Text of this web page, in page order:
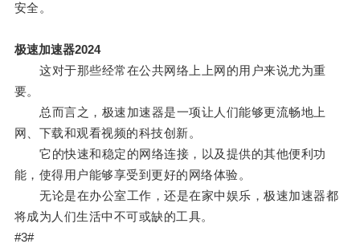
安全。
极速加速器2024
这对于那些经常在公共网络上上网的用户来说尤为重
要。
总而言之，极速加速器是一项让人们能够更流畅地上
网、下载和观看视频的科技创新。
它的快速和稳定的网络连接，以及提供的其他便利功
能，使得用户能够享受到更好的网络体验。
无论是在办公室工作，还是在家中娱乐，极速加速器都
将成为人们生活中不可或缺的工具。
#3#